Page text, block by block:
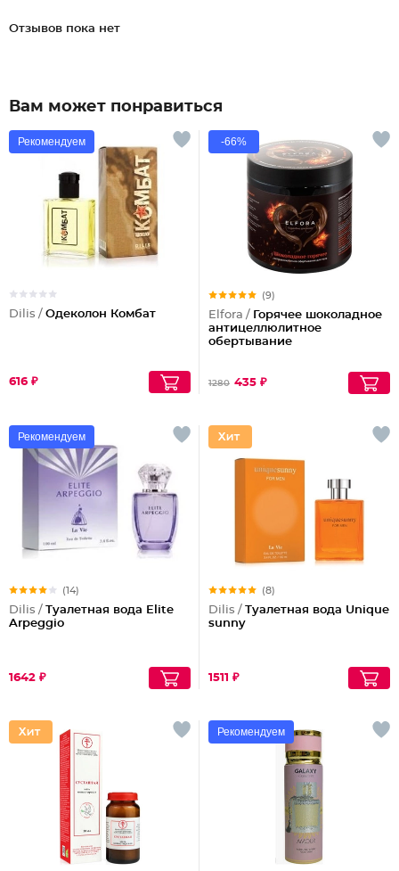
Отзывов пока нет
Вам может понравиться
Рекомендуем
Dilis / Одеколон Комбат
616 ₽
-66%
(9)
Elfora / Горячее шоколадное
антицеллюлитное
обертывание
1280 435 ₽
Рекомендуем
(14)
Dilis / Туалетная вода Elite
Arpeggio
1642 ₽
(8)
Dilis / Туалетная вода Unique
sunny
1511 ₽
Рекомендуем